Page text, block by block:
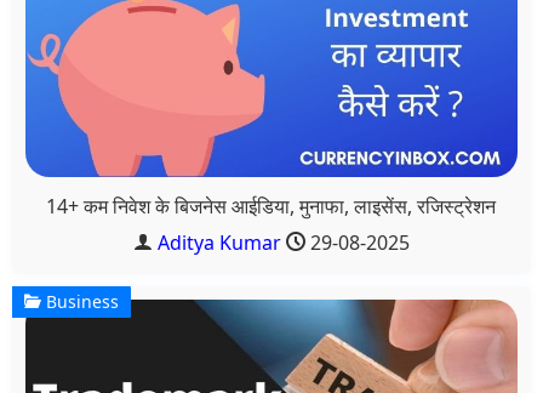
14+ कम निवेश के बिजनेस आईडिया, मुनाफा, लाइसेंस, रजिस्ट्रेशन
Aditya Kumar
29-08-2025
Business